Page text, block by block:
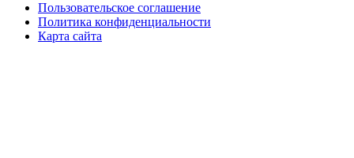
Пользовательское соглашение
Политика конфиденциальности
Карта сайта